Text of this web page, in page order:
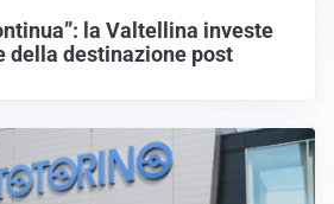
la Valtellina investe
della destinazione post